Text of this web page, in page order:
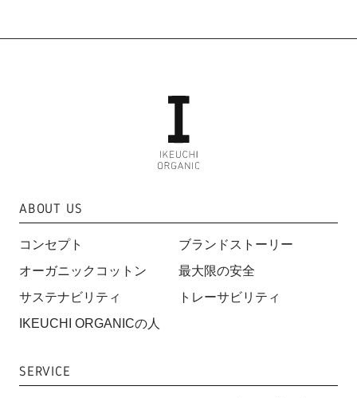
ABOUT US
コンセプト
ブランドストーリー
オーガニックコットン
最大限の安全
サステナビリティ
トレーサビリティ
IKEUCHI ORGANICの人
SERVICE